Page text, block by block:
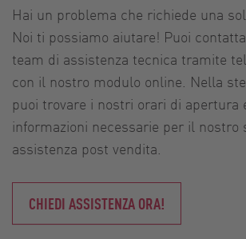
Hai un problema che richiede una
Noi ti possiamo aiutare! Puoi
team di assistenza tecnica tramite
con il nostro modulo online. Nella
puoi trovare i nostri orari di apertura
informazioni necessarie per il nostro
assistenza post vendita.
CHIEDI ASSISTENZA ORA!